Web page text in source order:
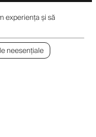
experiența și să
neesențiale